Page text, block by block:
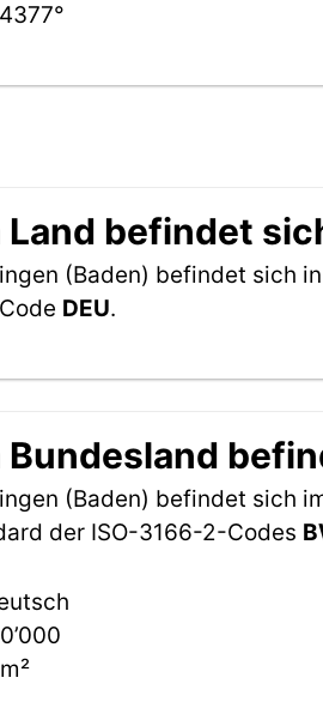
befindet
(Baden) befindet sich in
DEU.
(Baden) befindet sich
der ISO-3166-2-Codes